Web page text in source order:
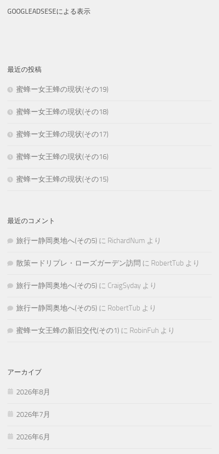
GOOGLEADSESEによる表示
最近の投稿
蜜蜂ー女王蜂の現状(その19)
蜜蜂ー女王蜂の現状(その18)
蜜蜂ー女王蜂の現状(その17)
蜜蜂ー女王蜂の現状(その16)
蜜蜂ー女王蜂の現状(その15)
最近のコメント
旅行ー静岡奥地へ(その5) に RichardNum より
散策ードリプレ・ローズガーデン訪問 に RobertTub より
旅行ー静岡奥地へ(その5) に CraigSyday より
旅行ー静岡奥地へ(その5) に RobertTub より
蜜蜂ー女王蜂の新旧交代(その1) に RobinFuh より
アーカイブ
2026年8月
2026年7月
2026年6月